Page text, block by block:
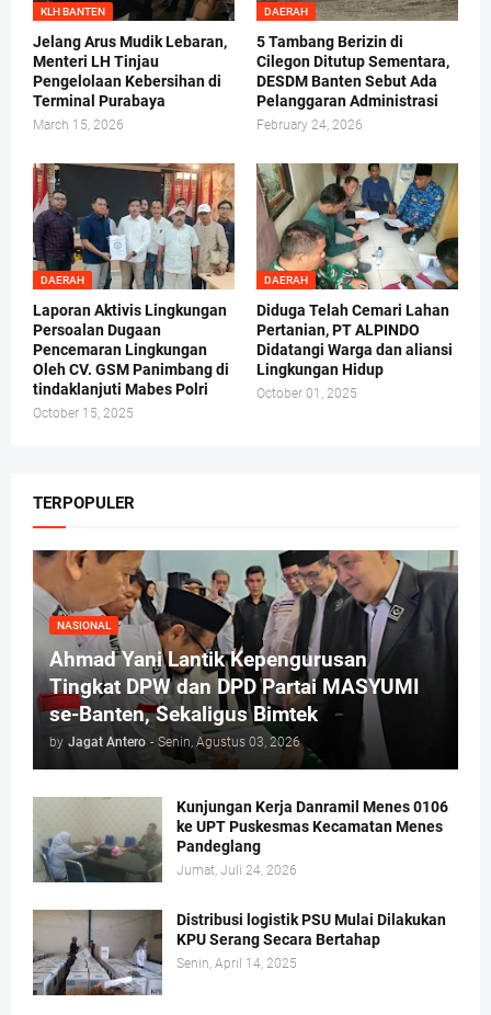
KLH BANTEN
Jelang Arus Mudik Lebaran,
Menteri LH Tinjau
Pengelolaan Kebersihan di
Terminal Purabaya
March 15, 2026
DAERAH
5 Tambang Berizin di
Cilegon Ditutup Sementara,
DESDM Banten Sebut Ada
Pelanggaran Administrasi
February 24, 2026
DAERAH
Laporan Aktivis Lingkungan
Persoalan Dugaan
Pencemaran Lingkungan
Oleh CV. GSM Panimbang di
tindaklanjuti Mabes Polri
October 15, 2025
DAERAH
Diduga Telah Cemari Lahan
Pertanian, PT ALPINDO
Didatangi Warga dan aliansi
Lingkungan Hidup
October 01, 2025
TERPOPULER
NASIONAL
Ahmad Yani Lantik Kepengurusan
Tingkat DPW dan DPD Partai MASYUMI
se-Banten, Sekaligus Bimtek
by Jagat Antero - Senin, Agustus 03, 2026
Kunjungan Kerja Danramil Menes 0106
ke UPT Puskesmas Kecamatan Menes
Pandeglang
Jumat, Juli 24, 2026
Distribusi logistik PSU Mulai Dilakukan
KPU Serang Secara Bertahap
Senin, April 14, 2025